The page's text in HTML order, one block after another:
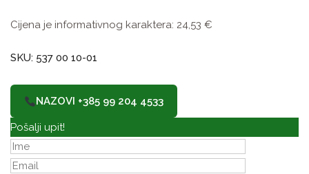
Cijena je informativnog karaktera: 24,53 €
SKU: 537 00 10-01
NAZOVI +385 99 204 4533
Pošalji upit!